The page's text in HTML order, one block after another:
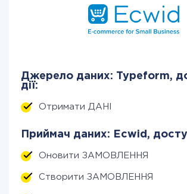
Джерело даних: Typeform,
дії:
Отримати ДАНІ
Приймач даних: Ecwid,
Оновити ЗАМОВЛЕННЯ
Створити ЗАМОВЛЕННЯ